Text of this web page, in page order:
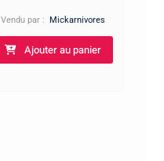
Vendu par : Mickarnivores
Ajouter au panier